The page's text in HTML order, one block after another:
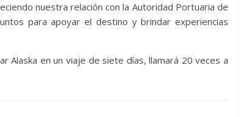
nuestra relación con la Autoridad Portuaria de
para apoyar el destino y brindar experiencias
Alaska en un viaje de siete días, llamará 20 veces a